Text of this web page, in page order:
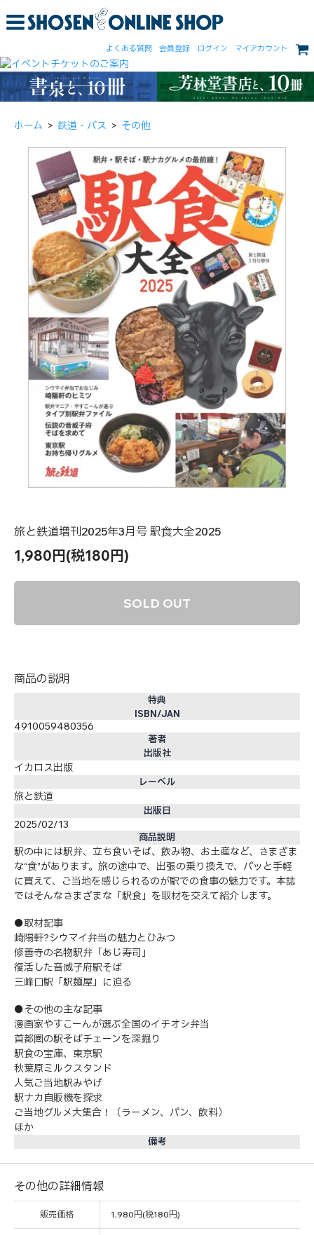
よくある質問 会員登録 ログイン マイアカウント
ホーム > 鉄道・バス > その他
旅と鉄道増刊2025年3月号 駅食大全2025
1,980円(税180円)
SOLD OUT
商品の説明
特典
ISBN/JAN
4910059480356
著者
出版社
イカロス出版
レーベル
旅と鉄道
出版日
2025/02/13
商品説明
駅の中には駅弁、立ち食いそば、飲み物、お土産など、さまざま
な“食”があります。旅の途中で、出張の乗り換えで、パッと手軽
に買えて、ご当地を感じられるのが駅での食事の魅力です。本誌
ではそんなさまざまな「駅食」を取材を交えて紹介します。
●取材記事
崎陽軒?シウマイ弁当の魅力とひみつ
修善寺の名物駅弁「あじ寿司」
復活した音威子府駅そば
三峰口駅「駅麺屋」に迫る
●その他の主な記事
漫画家やすこーんが選ぶ全国のイチオシ弁当
首都圏の駅そばチェーンを深掘り
駅食の宝庫、東京駅
秋葉原ミルクスタンド
人気ご当地駅みやげ
駅ナカ自販機を探求
ご当地グルメ大集合！（ラーメン、パン、飲料）
ほか
備考
その他の詳細情報
販売価格 1,980円(税180円)